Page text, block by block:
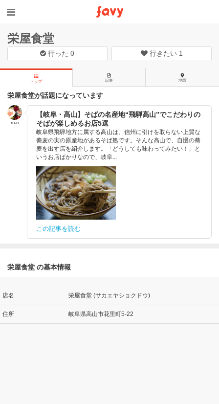
栄屋食堂
行った0 行きたい 1
トップ 記事 地図
栄屋食堂が話題になっています
mar
【岐阜・高山】そばの名産地“飛騨高山”でこだわりの
そばが楽しめるお店5選
岐阜県飛騨地方に属する高山は、信州に引けを取らない上質な
蕎麦の実の原産地があるそば処です。そんな高山で、自慢の蕎
麦を出す店を紹介します。「どうしても味わってみたい！」と
いうお店ばかりなので、岐阜...
この記事を読む
栄屋食堂 の基本情報
店名 栄屋食堂 (サカエヤショクドウ)
住所 岐阜県高山市花里町5-22